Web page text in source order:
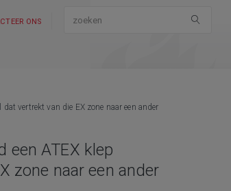
ONS
vertrekt van die EX zone naar een ander
ATEX klep
zone naar een ander